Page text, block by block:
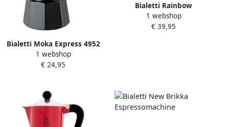
Bialetti Moka Express 4952
Espressomachine
1 webshop
€ 24,95
Bialetti Rainbow
Espressomachine
1 webshop
€ 39,95